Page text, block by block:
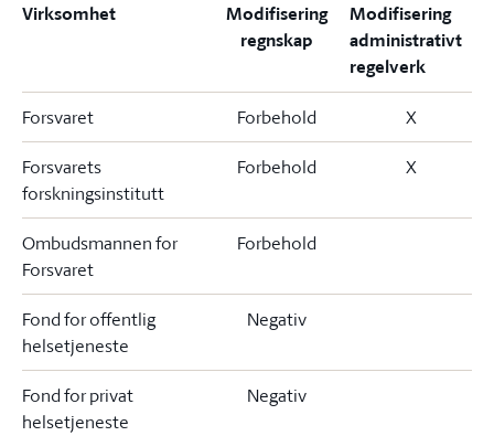
Virksomhet
Modifisering
regnskap
Modifisering
administrativt
regelverk
Forsvaret Forbehold X
Forsvarets
forskningsinstitutt
Forbehold X
Ombudsmannen for
Forsvaret
Forbehold
Fond for offentlig
helsetjeneste
Negativ
Fond for privat
helsetjeneste
Negativ